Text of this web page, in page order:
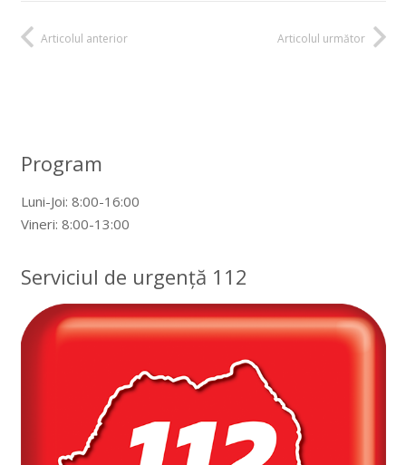
Articolul anterior Articolul următor
Program
Luni-Joi: 8:00-16:00
Vineri: 8:00-13:00
Serviciul de urgență 112